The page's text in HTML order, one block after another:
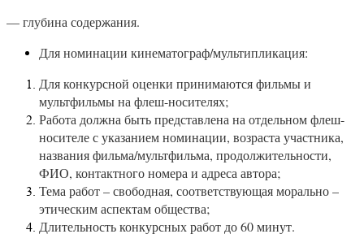
— глубина содержания.
Для номинации кинематограф/мультипликация:
Для конкурсной оценки принимаются фильмы и
мультфильмы на флеш-носителях;
Работа должна быть представлена на отдельном флеш-
носителе с указанием номинации, возраста участника,
названия фильма/мультфильма, продолжительности,
ФИО, контактного номера и адреса автора;
Тема работ – свободная, соответствующая морально –
этическим аспектам общества;
Длительность конкурсных работ до 60 минут.